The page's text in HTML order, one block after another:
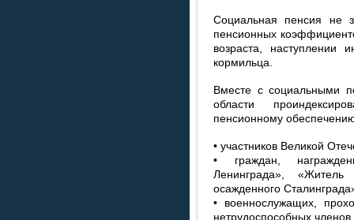
Социальная пенсия не
пенсионных
возраста, наступлении
кормильца.
Вместе с социальными
области
пенсионному
• участников Великой
• граждан,
Ленинграда», «Житель
осажденного
• военнослужащих,
нетрудоспособных